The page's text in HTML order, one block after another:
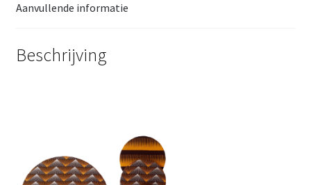
Aanvullende informatie
Beschrijving